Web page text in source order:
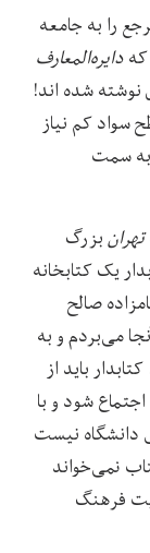
را به جامعه
دایره‌المعارف
نوشته شده اند!
سواد کم نیاز
به سمت
بزرگ
یک کتابخانه
صالح
می‌بردم و به
باید از
اجتماع شود و با
دانشگاه نیست
نمی‌خواند
فرهنگ